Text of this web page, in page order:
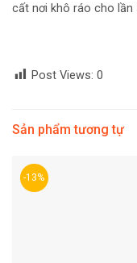
cất nơi khô ráo cho lần
Post Views: 0
Sản phẩm tương tự
-13%